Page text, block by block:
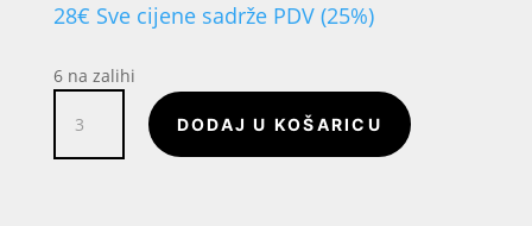
28€ Sve cijene sadrže PDV (25%)
6 na zalihi
količina
DODAJ U KOŠARICU